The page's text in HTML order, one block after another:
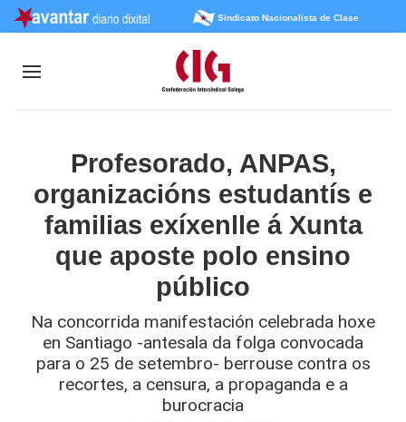
Sindicato Nacionalista de Clase
Profesorado, ANPAS,
organizacións estudantís e
familias exíxenlle á Xunta
que aposte polo ensino
público
Na concorrida manifestación celebrada hoxe
en Santiago -antesala da folga convocada
para o 25 de setembro- berrouse contra os
recortes, a censura, a propaganda e a
burocracia